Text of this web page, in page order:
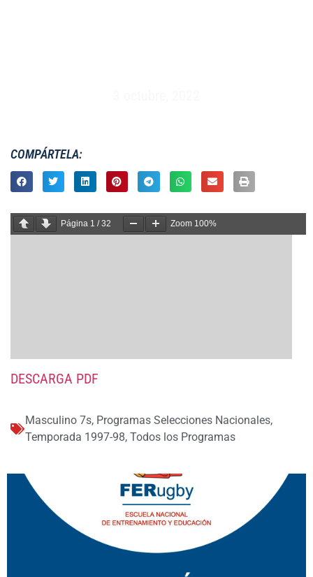
COMPÁRTELA:
Página 1 /32 Zoom 100%
DESCARGA PDF
Masculino 7s, Programas Selecciones Nacionales,
Temporada 1997-98, Todos los Programas